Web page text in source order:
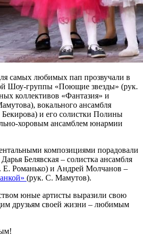
самых любимых пап прозвучали в
Шоу-группы «Поющие звезды» (рук.
коллективов «Фантазия» и
вокального ансамбля
и его солистки Полины
хоровым ансамблем юнармии
композициями порадовали
Белявская – солистка ансамбля
Романько) и Андрей Молчанов –
(рук. С. Мамутов).
юные артисты выразили свою
друзьям своей жизни – любимым